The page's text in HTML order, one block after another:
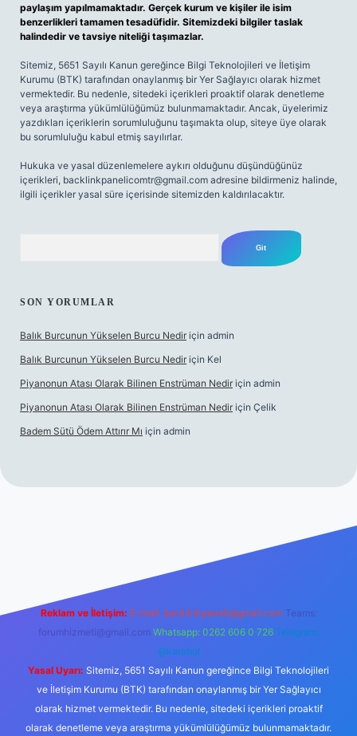
paylaşım yapılmamaktadır. Gerçek kurum ve kişiler ile isim
benzerlikleri tamamen tesadüfidir. Sitemizdeki bilgiler taslak
halindedir ve tavsiye niteliği taşımazlar.
Sitemiz, 5651 Sayılı Kanun gereğince Bilgi Teknolojileri ve İletişim
Kurumu (BTK) tarafından onaylanmış bir Yer Sağlayıcı olarak hizmet
vermektedir. Bu nedenle, sitedeki içerikleri proaktif olarak denetleme
veya araştırma yükümlülüğümüz bulunmamaktadır. Ancak, üyelerimiz
yazdıkları içeriklerin sorumluluğunu taşımakta olup, siteye üye olarak
bu sorumluluğu kabul etmiş sayılırlar.
Hukuka ve yasal düzenlemelere aykırı olduğunu düşündüğünüz
içerikleri, backlinkpanelicomtr@gmail.com adresine bildirmeniz halinde,
ilgili içerikler yasal süre içerisinde sitemizden kaldırılacaktır.
SON YORUMLAR
Balık Burcunun Yükselen Burcu Nedir için admin
Balık Burcunun Yükselen Burcu Nedir için Kel
Piyanonun Atası Olarak Bilinen Enstrüman Nedir için admin
Piyanonun Atası Olarak Bilinen Enstrüman Nedir için Çelik
Badem Sütü Ödem Attırır Mı için admin
Reklam ve İletişim: E-mail: backlinkpaneli@gmail.com Teams:
forumhizmeti@gmail.com Whatsapp: 0262 606 0 726 Telegram:
@karabul
Yasal Uyarı: Sitemiz, 5651 Sayılı Kanun gereğince Bilgi Teknolojileri
ve İletişim Kurumu (BTK) tarafından onaylanmış bir Yer Sağlayıcı
olarak hizmet vermektedir. Bu nedenle, sitedeki içerikleri proaktif
olarak denetleme veya araştırma yükümlülüğümüz bulunmamaktadır.